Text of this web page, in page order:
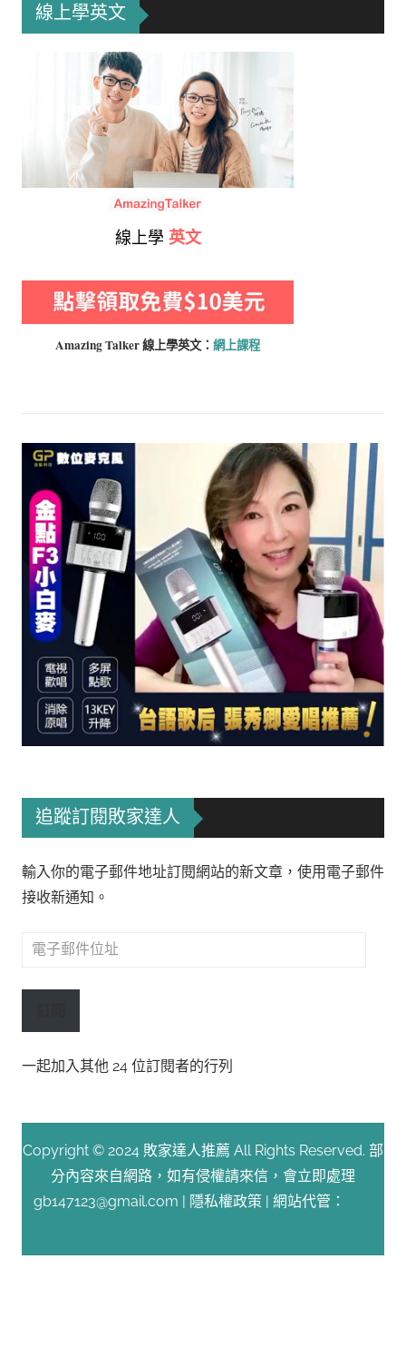
線上學英文
線上學 英文
Amazing Talker 線上學英文： 網上課程
追蹤訂閱敗家達人
輸入你的電子郵件地址訂閱網站的新文章，使用電子郵件
接收新通知。
電
郵
址
一起加入其他 24 位訂閱者的行列
Copyright © 2024 敗家達人推薦 All Rights Reserved. 部
分內容來自網路，如有侵權請來信，會立即處理
gb147123@gmail.com |
隱私權政策 | 網站代管：